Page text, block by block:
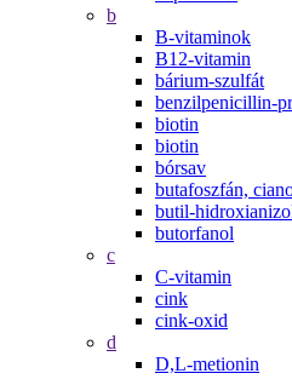
b
B-vitaminok
B12-vitamin
bárium-szulfát
benzilpenicillin-
biotin
biotin
bórsav
butafoszfán,
butil-
butorfanol
c
C-vitamin
cink
cink-oxid
d
D,L-metionin